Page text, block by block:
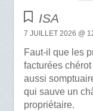
ISA
7 JUILLET 2026 @
Faut-il que les
facturées
aussi
qui sauve un
propriétaire.